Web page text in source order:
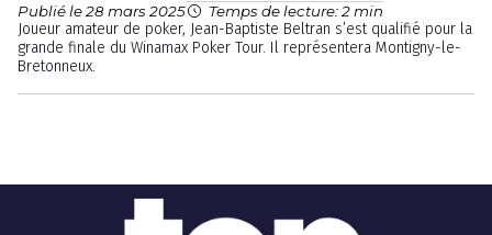
Publié le 28 mars 2025 Temps de lecture: 2 min
Joueur amateur de poker, Jean-Baptiste Beltran s’est qualifié pour la
grande finale du Winamax Poker Tour. Il représentera Montigny-le-
Bretonneux.